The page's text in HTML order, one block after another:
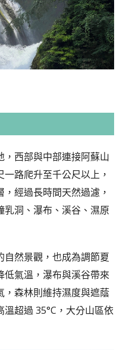
，西部與中部連接阿蘇山
路爬升至千公尺以上，
經過長時間天然過濾，
洞、瀑布、溪谷、濕原
然景觀，也成為調節夏
低氣溫，瀑布與溪谷帶來
，森林則維持濕度與遮蔭
超過 35°C，大分山區依